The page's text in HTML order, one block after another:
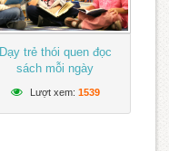
Dạy trẻ thói quen đọc
sách mỗi ngày
Lượt xem: 1539